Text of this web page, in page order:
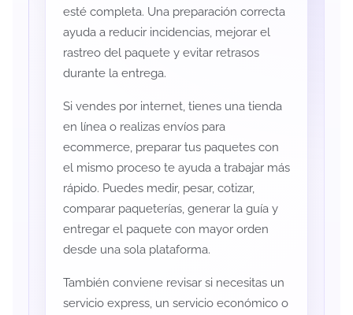
esté completa. Una preparación correcta
ayuda a reducir incidencias, mejorar el
rastreo del paquete y evitar retrasos
durante la entrega.
Si vendes por internet, tienes una tienda
en línea o realizas envíos para
ecommerce, preparar tus paquetes con
el mismo proceso te ayuda a trabajar más
rápido. Puedes medir, pesar, cotizar,
comparar paqueterías, generar la guía y
entregar el paquete con mayor orden
desde una sola plataforma.
También conviene revisar si necesitas un
servicio express, un servicio económico o